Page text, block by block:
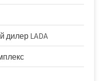
дилер LADA